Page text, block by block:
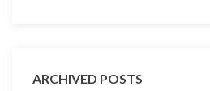
ARCHIVED POSTS